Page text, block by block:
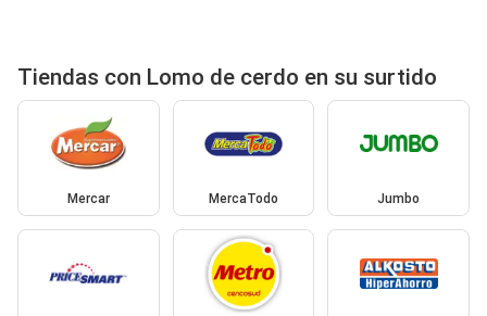
Tiendas con Lomo de cerdo en su surtido
Mercar MercaTodo Jumbo